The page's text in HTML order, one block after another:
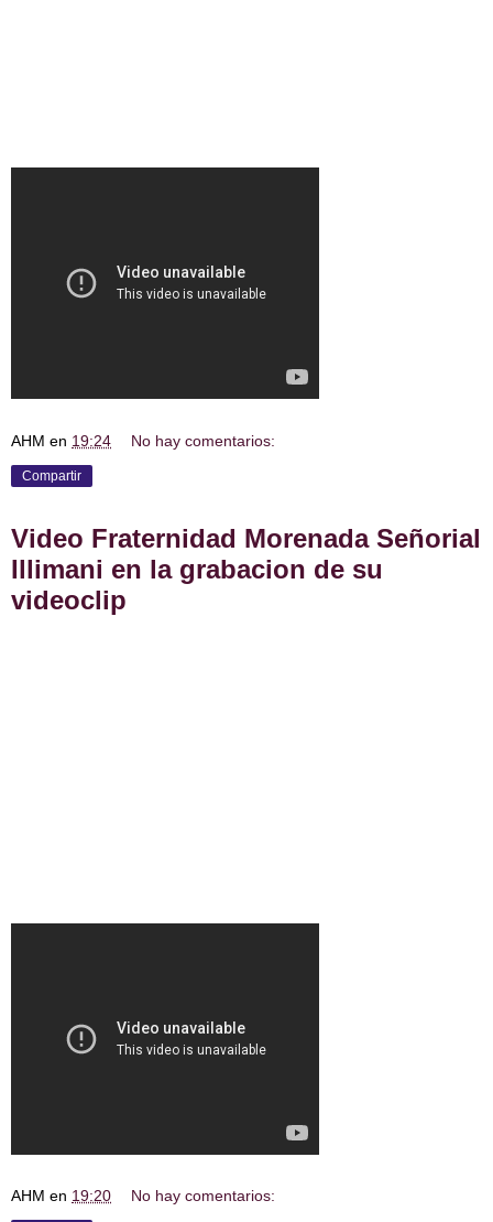
AHM en 19:24 No hay comentarios:
Compartir
Video Fraternidad Morenada Señorial
Illimani en la grabacion de su
videoclip
AHM en 19:20 No hay comentarios: